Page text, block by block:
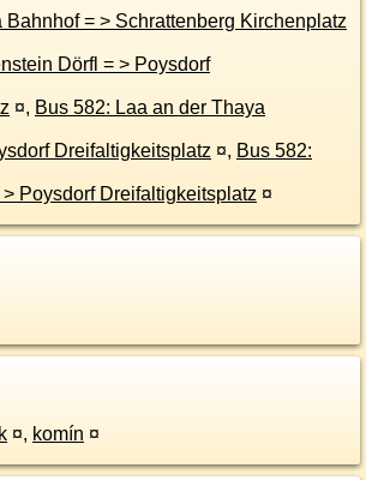
Laa an der Thaya Bahnhof = > Schrattenberg Kirchenplatz
Dörfl = > Poysdorf
¤, Bus 582: Laa an der Thaya
= > Poysdorf Dreifaltigkeitsplatz ¤, Bus 582:
Staatz Bahnhof = > Poysdorf Dreifaltigkeitsplatz ¤
¤, komín ¤